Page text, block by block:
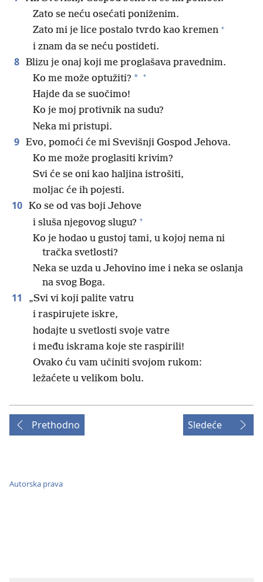
Zato se neću osećati poniženim.
Zato mi je lice postalo tvrdo kao kremen +
i znam da se neću postideti.
8 Blizu je onaj koji me proglašava pravednim.
Ko me može optužiti? * +
Hajde da se suočimo!
Ko je moj protivnik na sudu?
Neka mi pristupi.
9 Evo, pomoći će mi Svevišnji Gospod Jehova.
Ko me može proglasiti krivim?
Svi će se oni kao haljina istrošiti,
moljac će ih pojesti.
10 Ko se od vas boji Jehove
i sluša njegovog slugu? +
Ko je hodao u gustoj tami, u kojoj nema ni
tračka svetlosti?
Neka se uzda u Jehovino ime i neka se oslanja
na svog Boga.
11
„Svi vi koji palite vatru
i raspirujete iskre,
hodajte u svetlosti svoje vatre
i među iskrama koje ste raspirili!
Ovako ću vam učiniti svojom rukom:
ležaćete u velikom bolu.
Prethodno Sledeće
Autorska prava